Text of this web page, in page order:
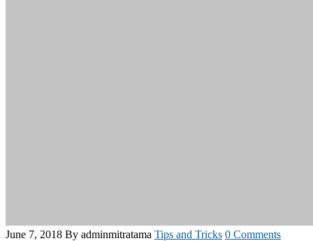
June 7, 2018 By adminmitratama Tips and Tricks 0 Comments